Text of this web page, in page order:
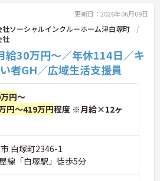
かしたい方、福祉の資格
人でキャリアを築きたい
し、サービス管理責任者
続く明確なステップアッ
す。急成長中の企業であ
、専門性を高めながらマ
野に入れていただけま
オンとオフの切り替えを
した状態で長くご活躍い
更新日：2026年06月09日
ソーシャルインクルーホーム津白塚町
社
給30万円～／年休114日／キ
者GH／広域生活支援員
円～
円～419万円程度 ※月給×12ヶ
白塚町2346-1
線「白塚駅」徒歩5分